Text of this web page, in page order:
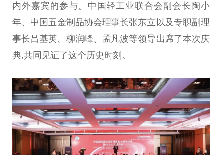
内外嘉宾的参与。 中国 轻工业联合会副 会长 陶小
年、 中国 五金制品协会理事长张东立以及专职副理
事长吕基英、柳润峰、孟凡波等领导出席了本次庆
典,共同见证了这个历史时刻。